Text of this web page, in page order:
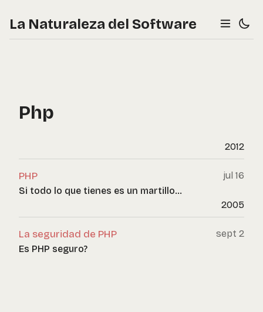
La Naturaleza del Software
Php
2012
PHP
jul 16
Si todo lo que tienes es un martillo...
2005
La seguridad de PHP
sept 2
Es PHP seguro?